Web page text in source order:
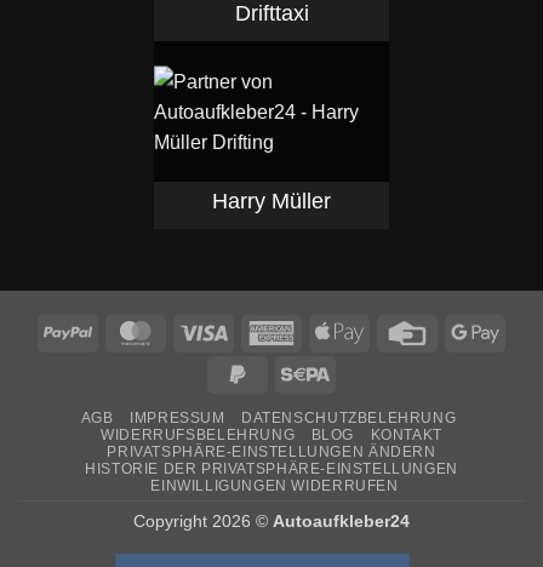
Drifttaxi
Harry Müller
PayPal MasterCardVisa
AmericanApple
Credit
PayPal
AGB IMPRESSUM
DATENSCHUTZBELEHRUNG
WIDERRUFSBELEHRUNG
BLOG
KONTAKT
PRIVATSPHÄRE-EINSTELLUNGEN ÄNDERN
HISTORIE DER PRIVATSPHÄRE-EINSTELLUNGEN
EINWILLIGUNGEN WIDERRUFEN
Copyright 2026 © Autoaufkleber24